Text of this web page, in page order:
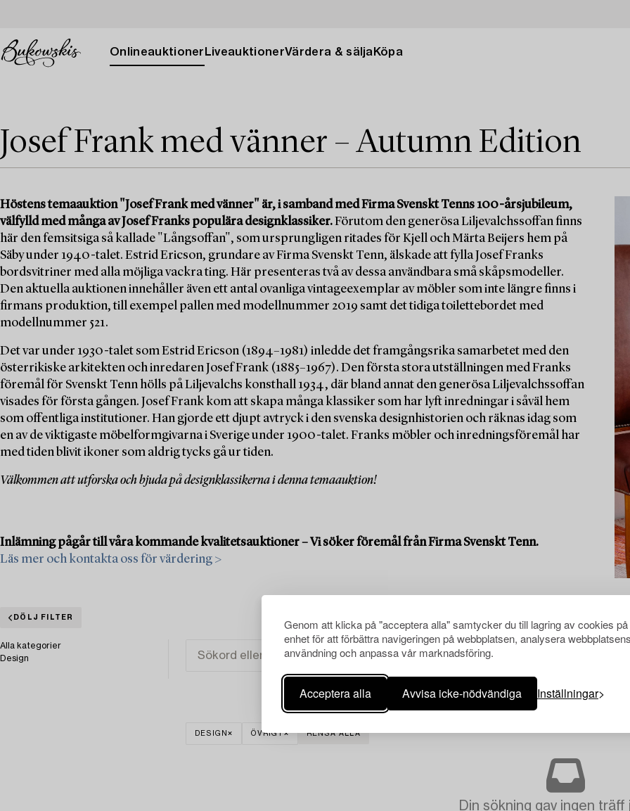
Genom att klicka på "acceptera alla" samtycker du till lagring av cookies
enhet för att förbättra navigeringen på webbplatsen, analysera
användning och anpassa vår marknadsföring.
Acceptera alla Avvisa icke-nödvändiga Inställningar
Onlineauktioner LiveauktionerVärdera & sälja Köpa
Josef Frank med vänner – Autumn Edition
Höstens temaauktion "Josef Frank med vänner" är, i samband med Firma Svenskt Tenns 100-årsjubileum,
välfylld med många av Josef Franks populära designklassiker.Förutom den generösa Liljevalchssoffan finns
här den femsitsiga så kallade "Långsoffan", som ursprungligen ritades för Kjell och Märta Beijers hem på
Säby under 1940-talet. Estrid Ericson, grundare av Firma Svenskt Tenn, älskade att fylla Josef Franks
bordsvitriner med alla möjliga vackra ting. Här presenteras två av dessa användbara små skåpsmodeller.
Den aktuella auktionen innehåller även ett antal ovanliga vintageexemplar av möbler som inte längre finns i
firmans produktion, till exempel pallen med modellnummer 2019 samt det tidiga toilettebordet med
modellnummer 521.
Det var under 1930-talet som Estrid Ericson (1894–1981) inledde det framgångsrika samarbetet med den
österrikiske arkitekten och inredaren Josef Frank (1885–1967). Den första stora utställningen med Franks
föremål för Svenskt Tenn hölls på Liljevalchs konsthall 1934, där bland annat den generösa Liljevalchssoffan
visades för första gången. Josef Frank kom att skapa många klassiker som har lyft inredningar i såväl hem
som offentliga institutioner. Han gjorde ett djupt avtryck i den svenska designhistorien och räknas idag som
en av de viktigaste möbelformgivarna i Sverige under 1900-talet. Franks möbler och inredningsföremål har
med tiden blivit ikoner som aldrig tycks gå ur tiden.
Välkommen att utforska och bjuda på designklassikerna i denna temaauktion!
Inlämning pågår till våra kommande kvalitetsauktioner – Vi söker föremål från Firma Svenskt Tenn.
Läs mer och kontakta oss för värdering >
DÖLJ FILTER
Alla kategorier
Design
DESIGN ÖVRIGT RENSA ALLA
Din sökning gav ingen träff